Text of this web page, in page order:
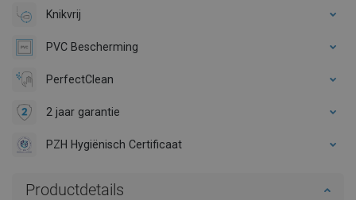
Knikvrij
PVC Bescherming
PerfectClean
2 jaar garantie
PZH Hygiënisch Certificaat
Productdetails